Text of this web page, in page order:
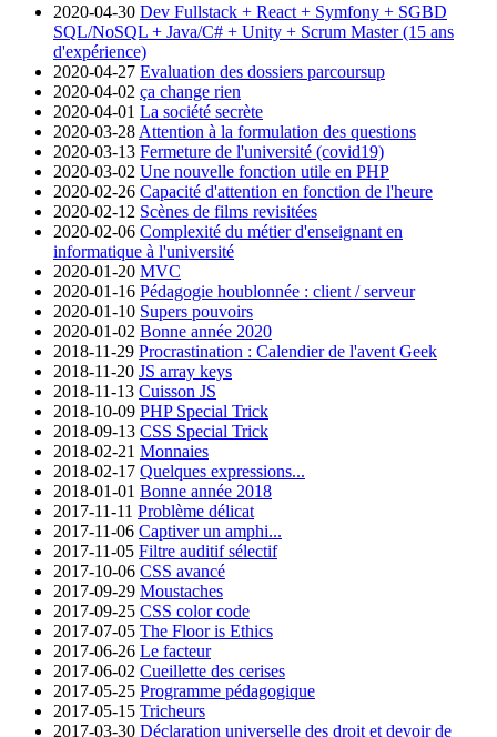
2020-04-30 Dev Fullstack + React + Symfony + SGBD
SQL/NoSQL + Java/C# + Unity + Scrum Master (15 ans
d'expérience)
2020-04-27 Evaluation des dossiers parcoursup
2020-04-02 ça change rien
2020-04-01 La société secrète
2020-03-28 Attention à la formulation des questions
2020-03-13 Fermeture de l'université (covid19)
2020-03-02 Une nouvelle fonction utile en PHP
2020-02-26 Capacité d'attention en fonction de l'heure
2020-02-12 Scènes de films revisitées
2020-02-06 Complexité du métier d'enseignant en
informatique à l'université
2020-01-20 MVC
2020-01-16 Pédagogie houblonnée : client / serveur
2020-01-10 Supers pouvoirs
2020-01-02 Bonne année 2020
2018-11-29 Procrastination : Calendier de l'avent Geek
2018-11-20 JS array keys
2018-11-13 Cuisson JS
2018-10-09 PHP Special Trick
2018-09-13 CSS Special Trick
2018-02-21 Monnaies
2018-02-17 Quelques expressions...
2018-01-01 Bonne année 2018
2017-11-11 Problème délicat
2017-11-06 Captiver un amphi...
2017-11-05 Filtre auditif sélectif
2017-10-06 CSS avancé
2017-09-29 Moustaches
2017-09-25 CSS color code
2017-07-05 The Floor is Ethics
2017-06-26 Le facteur
2017-06-02 Cueillette des cerises
2017-05-25 Programme pédagogique
2017-05-15 Tricheurs
2017-03-30 Déclaration universelle des droit et devoir de